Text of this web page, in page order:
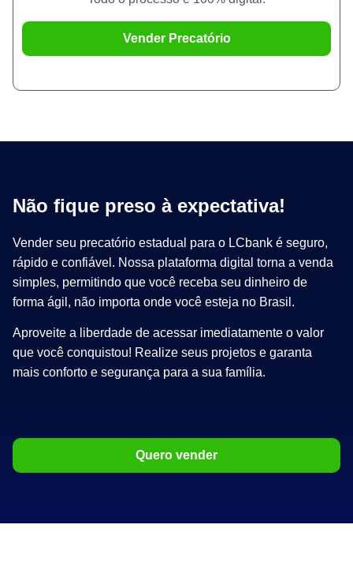
Vender Precatório
Não fique preso à expectativa!
Vender seu precatório estadual para o LCbank é seguro,
rápido e confiável. Nossa plataforma digital torna a venda
simples, permitindo que você receba seu dinheiro de
forma ágil, não importa onde você esteja no Brasil.
Aproveite a liberdade de acessar imediatamente o valor
que você conquistou! Realize seus projetos e garanta
mais conforto e segurança para a sua família.
Quero vender